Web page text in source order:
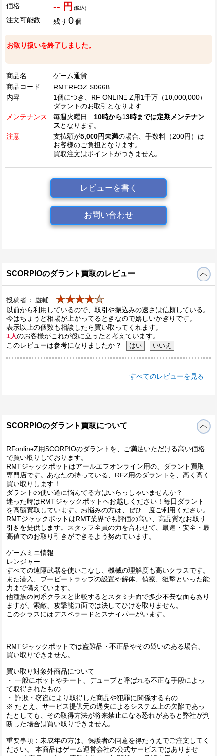
価格 -- 円 (税込)
注文可能数 残り 0個
お取り扱いを終了しました。
商品名
ゲーム通貨
商品コード
RMTRFOZ-S066B
内容
1個につき、RF ONLINE Z用1千万（10,000,000）
ダラントのお取引となります
メンテナンス
毎週火曜日 10時から13時までは定期メンテナン
スとなります。
注意
支払額が5,000円未満の場合、手数料（200円）は
お客様のご負担となります。
買取注文はポイントがつきません。
レビューを書く
お問い合わせ
SCORPIOのダラント買取のレビュー
投稿者： 遊輔 ★★★★★
以前から利用しているので、取引や振込みの速さは信頼している。
今はちょうど相場が上がってるときなので嬉しいかぎりです。
表示以上の個数も相談したら買い取ってくれます。
1人のお客様がこれが役に立ったと考えています。
このレビューは参考になりましたか？
すべてのレビューを見る
SCORPIOのダラント買取について
RFonlineZ用SCORPIOのダラントを、ご満足いただける高い価格
で買い取りしております。
RMTジャックポットはアールエフオンライン用の、ダラント買取
専門店です。あなたの持っている、RFZ用のダラントを、高く高く
買い取りします！
ダラントの使い道に悩んでる方はいらっしゃいませんか？
迷った時はRMTジャックポットへお越しください！毎日ダラント
を高額買取しています。お悩みの方は、ぜひ一度ご利用ください。
RMTジャックポットはRMT業界でも評価の高い、高品質なお取り
引きを提供します。スタッフ全員の力を合わせて、最速・安全・最
高値でのお取り引きができるよう努めています。
ゲームミニ情報
レンジャー
すべての遠隔武器を使いこなし、機械の理解度も高いクラスです。
また潜入、ブービートラップの設置や解体、偵察、狙撃といった能
力まで備えています。
他種族の同系クラスと比較するとスタミナ面で多少不安な面もあり
ますが、索敵、攻撃能力面では決してひけを取りません。
このクラスにはデスペラードとスナイパーがいます。
RMTジャックポットでは盗難品・不正品やその疑いのある場合、
買い取りできません。
買い取り対象外商品について
・ 一般にボットやチート、デュープと呼ばれる不正な手段によっ
て取得されたもの
・ 詐欺・窃盗により取得した商品や犯罪に関係するもの
※ たとえ、サービス提供元の過失によるシステム上の欠陥であっ
たとしても、その取得方法が将来禁止になる恐れがあると弊社が判
断した場合は買い取りできません。
重要事項：未成年の方は、保護者の同意を得たうえでご注文してく
ださい。 本商品はゲーム運営会社の公式サービスではありませ